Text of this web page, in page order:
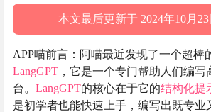
本文最后更新于 2024年10月
APP喵前言：阿喵最近发现了一个超
LangGPT ，它是一个专门帮助人们编
台。 LangGPT的核心在于它的结构化提
是初学者也能快速上手，编写出既专业